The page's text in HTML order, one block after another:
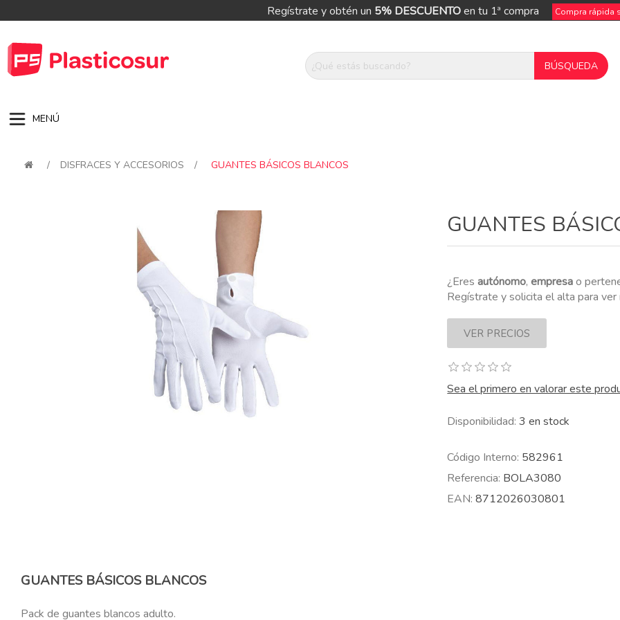
Regístrate y obtén un 5% DESCUENTOen tu 1ª compra Compra rápida
MENÚ
/ DISFRACES Y ACCESORIOS / GUANTES BÁSICOS BLANCOS
GUANTES
¿Eresautónomo,empresao
Regístrate y solicita el alta para
Sea el primero en valorar este
Disponibilidad: 3 en stock
Código Interno: 582961
Referencia: BOLA3080
EAN: 8712026030801
GUANTES BÁSICOS BLANCOS
Pack de guantes blancos adulto.